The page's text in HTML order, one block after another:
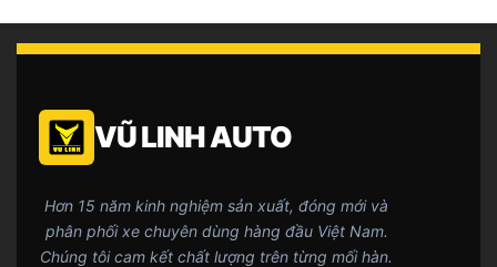
VŨ LINH AUTO
Hơn 15 năm kinh nghiệm sản xuất, đóng mới và
phân phối xe chuyên dùng hàng đầu Việt Nam.
Chúng tôi cam kết chất lượng trên từng mối hàn.